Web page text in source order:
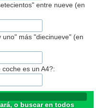
entre nueve (en
más "diecinueve" (en
es un A4?:
o buscar en todos